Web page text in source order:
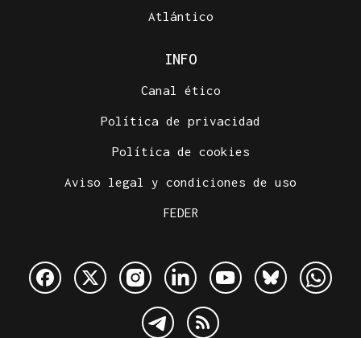
Atlántico
INFO
Canal ético
Política de privacidad
Política de cookies
Aviso legal y condiciones de uso
FEDER